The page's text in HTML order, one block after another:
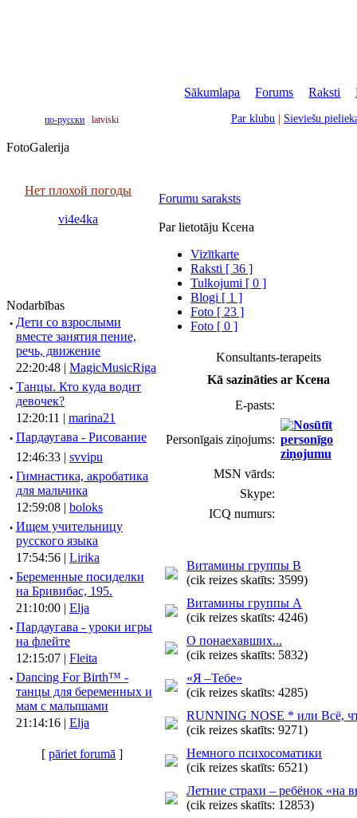
Sākumlapa |Forums |Raksti |
по-русски latviski Par klubu Sieviešu
FotoGalerija
Нет плохой погоды
vi4e4ka
Nodarbības
· Дети со взрослыми
вместе занятия пение,
речь, движение
22:20:48 | MagicMusicRiga
· Танцы. Кто куда водит
девочек?
12:20:11 | marina21
· Пардаугава - Рисование
12:46:33 | svvipu
· Гимнастика, акробатика
для мальчика
12:59:08 | boloks
· Ищем учительницу
русского языка
17:54:56 | Lirika
· Беременные посиделки
на Бривибас, 195.
21:10:00 | Elja
· Пардаугава - уроки игры
на флейте
12:15:07 | Fleita
· Dancing For Birth™ -
танцы для беременных и
мам с малышами
21:14:16 | Elja
[pāriet forumā ]
Forumu saraksts
Par lietotāju Ксена
Vizītkarte
Raksti [ 36 ]
Tulkojumi [ 0 ]
Blogi [ 1 ]
Foto [ 23 ]
Foto [ 0 ]
Konsultants-terapeits
Kā sazināties ar Ксена
E-pasts:
Personīgais ziņojums:
MSN vārds:
Skype:
ICQ numurs:
Витамины группы В
(cik reizes skatīts: 3599)
Витамины группы А
(cik reizes skatīts: 4246)
О понаехавших...
(cik reizes skatīts: 5832)
«Я –Тебе»
(cik reizes skatīts: 4285)
RUNNING NOSE * или Всё,
(cik reizes skatīts: 9271)
Немного психосоматики
(cik reizes skatīts: 6521)
Летние страхи – ребёнок «на
(cik reizes skatīts: 12853)